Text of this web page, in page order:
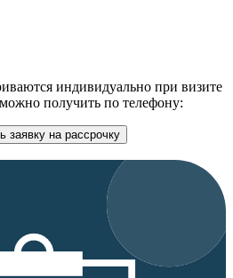
индивидуально при визите
получить по телефону:
заявку на рассрочку